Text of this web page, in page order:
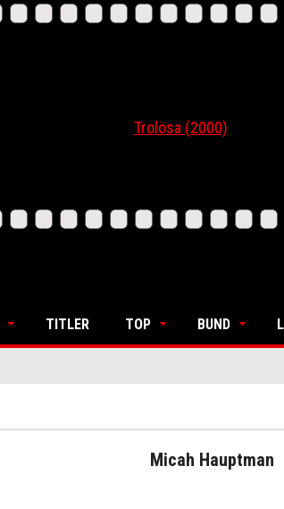
Trolösa (2000)
TITLER TOP BUND
Micah Hauptman